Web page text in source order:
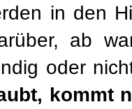
in den
ab
oder
kommt